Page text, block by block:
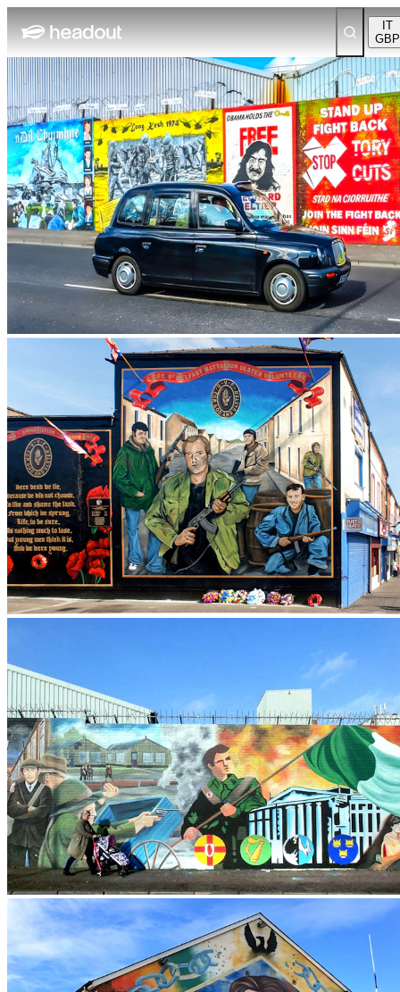
IT
GBP